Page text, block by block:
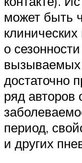
может быть
о
вызываемых
достаточно
ряд
период,
и других